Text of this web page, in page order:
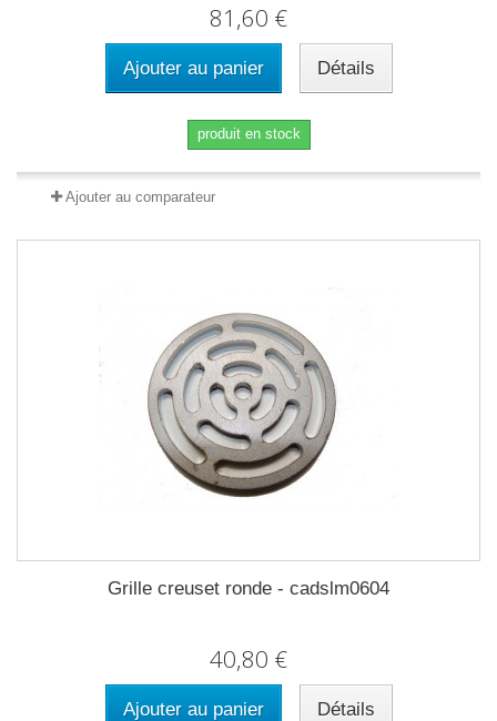
81,60 €
Ajouter au panier Détails
produit en stock
Ajouter au comparateur
Grille creuset ronde - cadslm0604
40,80 €
Ajouter au panier Détails